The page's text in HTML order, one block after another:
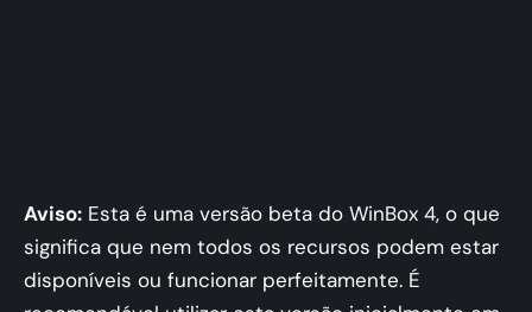
Aviso: Esta é uma versão beta do WinBox 4, o que
significa que nem todos os recursos podem estar
disponíveis ou funcionar perfeitamente. É